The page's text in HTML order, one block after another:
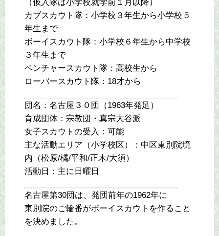
（仮入隊は小学校就学前１月以降）
カブスカウト隊：小学校３年生から小学校５
年生まで
ボーイスカウト隊：小学校６年生から中学校
３年生まで
ベンチャースカウト隊：高校生から
ローバースカウト隊：18才から
団名：名古屋３０団（1963年発足）
育成団体：宗教団・真宗大谷派
女子スカウトの受入：可能
主な活動エリア（小学校区）：中区東別院境
内（松原/橘/平和/正木/大須）
活動日：主に日曜日
名古屋第30団は、発団前年の1962年に
東別院のご輪番がボーイスカウトを作ること
を決めました。